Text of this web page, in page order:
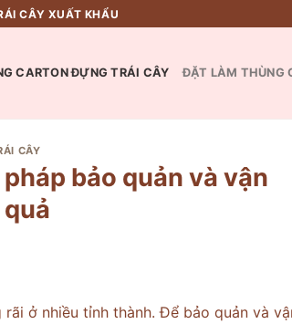
CÂY XUẤT KHẨU
CARTON ĐỰNG TRÁI CÂY ĐẶT LÀM THÙNG
CÂY
bảo quản và vận
ở nhiều tỉnh thành. Để bảo quản và